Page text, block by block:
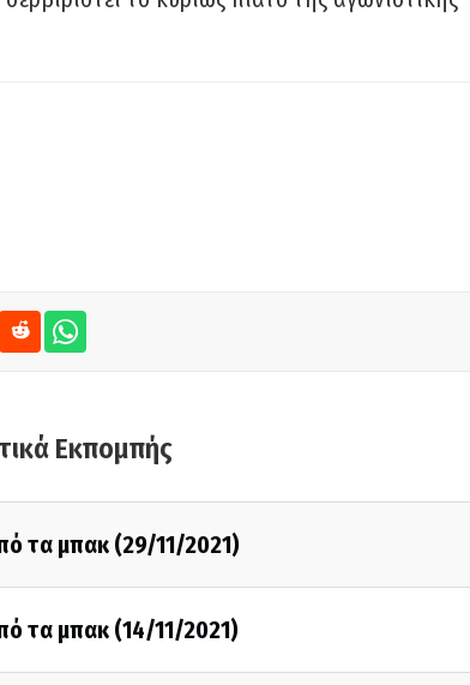
Εκπομπής
τα μπακ (29/11/2021)
τα μπακ (14/11/2021)